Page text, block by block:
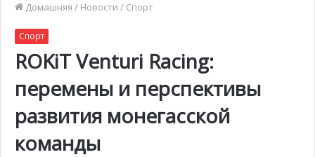
Домашняя / Новости / Спорт
Спорт
ROKiT Venturi Racing:
перемены и перспективы
развития монегасской
команды